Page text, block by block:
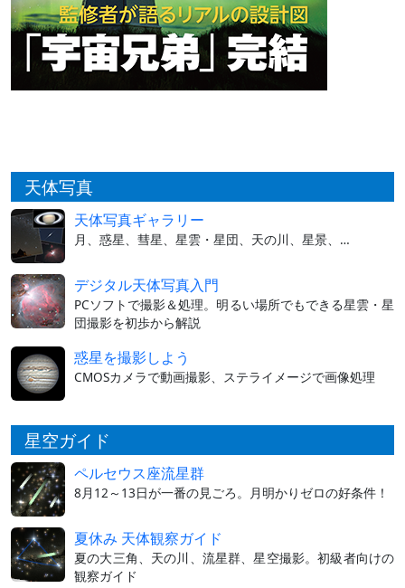
天体写真
天体写真ギャラリー
月、惑星、彗星、星雲・星団、天の川、星景、…
デジタル天体写真入門
PCソフトで撮影＆処理。明るい場所でもできる星雲・星
団撮影を初歩から解説
惑星を撮影しよう
CMOSカメラで動画撮影、ステライメージで画像処理
星空ガイド
ペルセウス座流星群
8月12～13日が一番の見ごろ。月明かりゼロの好条件！
夏休み 天体観察ガイド
夏の大三角、天の川、流星群、星空撮影。初級者向けの
観察ガイド